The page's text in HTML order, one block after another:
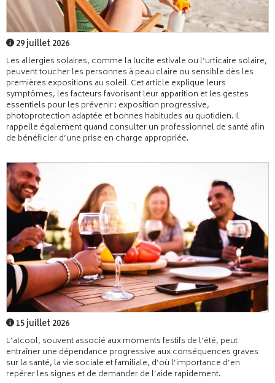
29 juillet 2026
Les allergies solaires, comme la lucite estivale ou l’urticaire solaire,
peuvent toucher les personnes à peau claire ou sensible dès les
premières expositions au soleil. Cet article explique leurs
symptômes, les facteurs favorisant leur apparition et les gestes
essentiels pour les prévenir : exposition progressive,
photoprotection adaptée et bonnes habitudes au quotidien. Il
rappelle également quand consulter un professionnel de santé afin
de bénéficier d’une prise en charge appropriée.
15 juillet 2026
L’alcool, souvent associé aux moments festifs de l’été, peut
entraîner une dépendance progressive aux conséquences graves
sur la santé, la vie sociale et familiale, d’où l’importance d’en
repérer les signes et de demander de l’aide rapidement.